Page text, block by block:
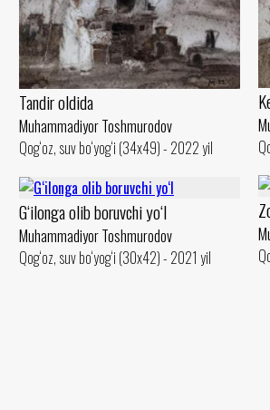
Tandir oldida
Muhammadiyor Toshmurodov
Qog‘oz, suv bo‘yog‘i (34x49) - 2022 yil
G‘ilonga olib boruvchi yo‘l
Muhammadiyor Toshmurodov
Qog‘oz, suv bo‘yog‘i (30x42) - 2021 yil